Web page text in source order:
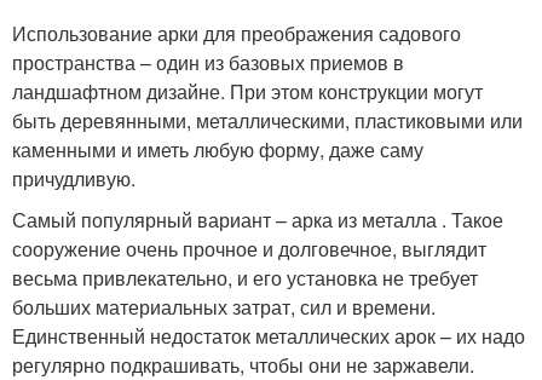
Использование арки для преображения садового
пространства – один из базовых приемов в
ландшафтном дизайне. При этом конструкции могут
быть деревянными, металлическими, пластиковыми или
каменными и иметь любую форму, даже саму
причудливую.
Самый популярный вариант – арка из металла . Такое
сооружение очень прочное и долговечное, выглядит
весьма привлекательно, и его установка не требует
больших материальных затрат, сил и времени.
Единственный недостаток металлических арок – их надо
регулярно подкрашивать, чтобы они не заржавели.